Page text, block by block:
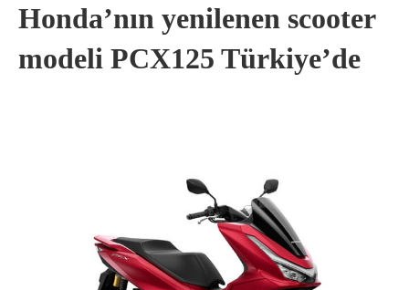
Honda’nın yenilenen scooter
modeli PCX125 Türkiye’de